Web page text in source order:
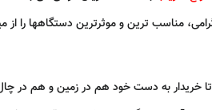
مناسب ترین و موثرترین دستگاهها را از
تا خریدار به دست خود هم در زمین و هم